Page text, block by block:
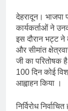
देहरादून। भाजपा
कार्यकर्ताओं ने
इस दौरान भट्ट ने
और सीमांत
जी का परितोषक
100 दिन कोई
आह्वाहन किया ।
निर्विरोध